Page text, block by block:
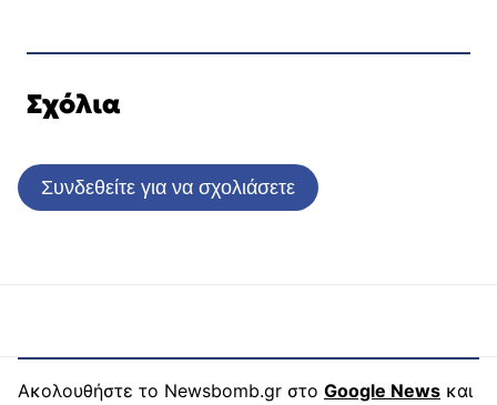
Σχόλια
Συνδεθείτε για να σχολιάσετε
Ακολουθήστε το Newsbomb.gr στο Google News και